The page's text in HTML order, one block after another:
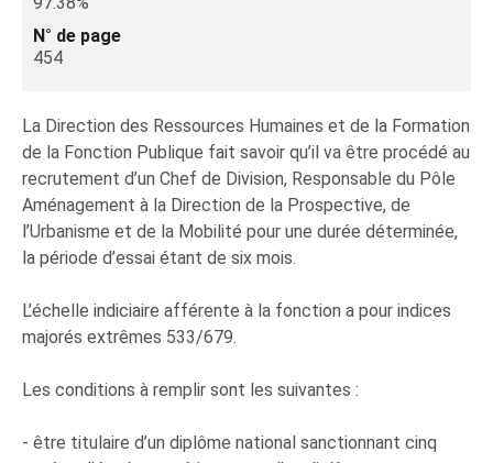
N° de page
454
La Direction des Ressources Humaines et de la Formation
de la Fonction Publique fait savoir qu’il va être procédé au
recrutement d’un Chef de Division, Responsable du Pôle
Aménagement à la Direction de la Prospective, de
l’Urbanisme et de la Mobilité pour une durée déterminée,
la période d’essai étant de six mois.
L’échelle indiciaire afférente à la fonction a pour indices
majorés extrêmes 533/679.
Les conditions à remplir sont les suivantes :
- être titulaire d’un diplôme national sanctionnant cinq